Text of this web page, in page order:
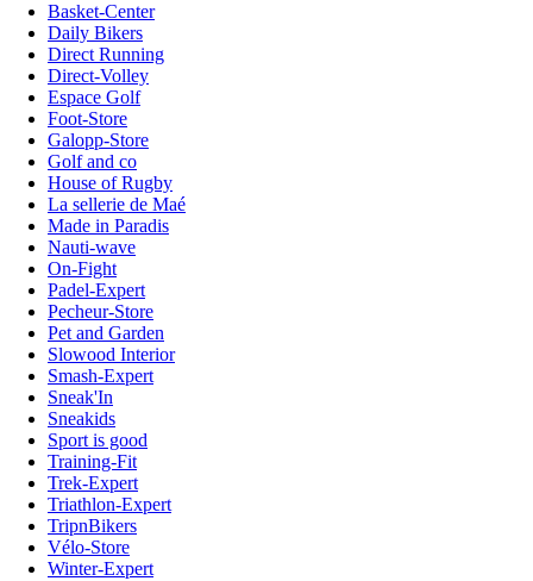
Basket-Center
Daily Bikers
Direct Running
Direct-Volley
Espace Golf
Foot-Store
Galopp-Store
Golf and co
House of Rugby
La sellerie de Maé
Made in Paradis
Nauti-wave
On-Fight
Padel-Expert
Pecheur-Store
Pet and Garden
Slowood Interior
Smash-Expert
Sneak'In
Sneakids
Sport is good
Training-Fit
Trek-Expert
Triathlon-Expert
TripnBikers
Vélo-Store
Winter-Expert